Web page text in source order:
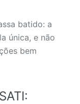
batido: a
única, e não
bem